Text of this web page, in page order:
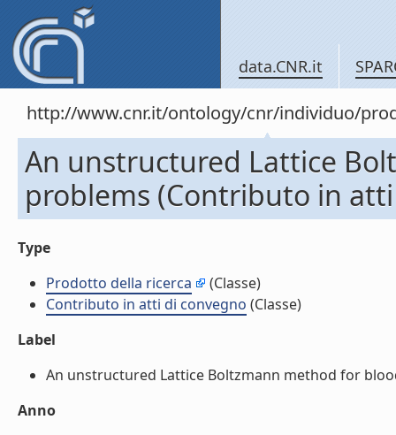
data.CNR.it
http://www.cnr.it/ontology/cnr/individuo/
An unstructured Lattice
problems (Contributo in
Type
Prodotto della ricerca
(Classe)
Contributo in atti di convegno (Classe)
Label
An unstructured Lattice Boltzmann method for
Anno